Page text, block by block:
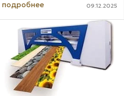
специализируется на
компонентов, проектируемых с
обеспечением ...
подробнее 09.12.2025